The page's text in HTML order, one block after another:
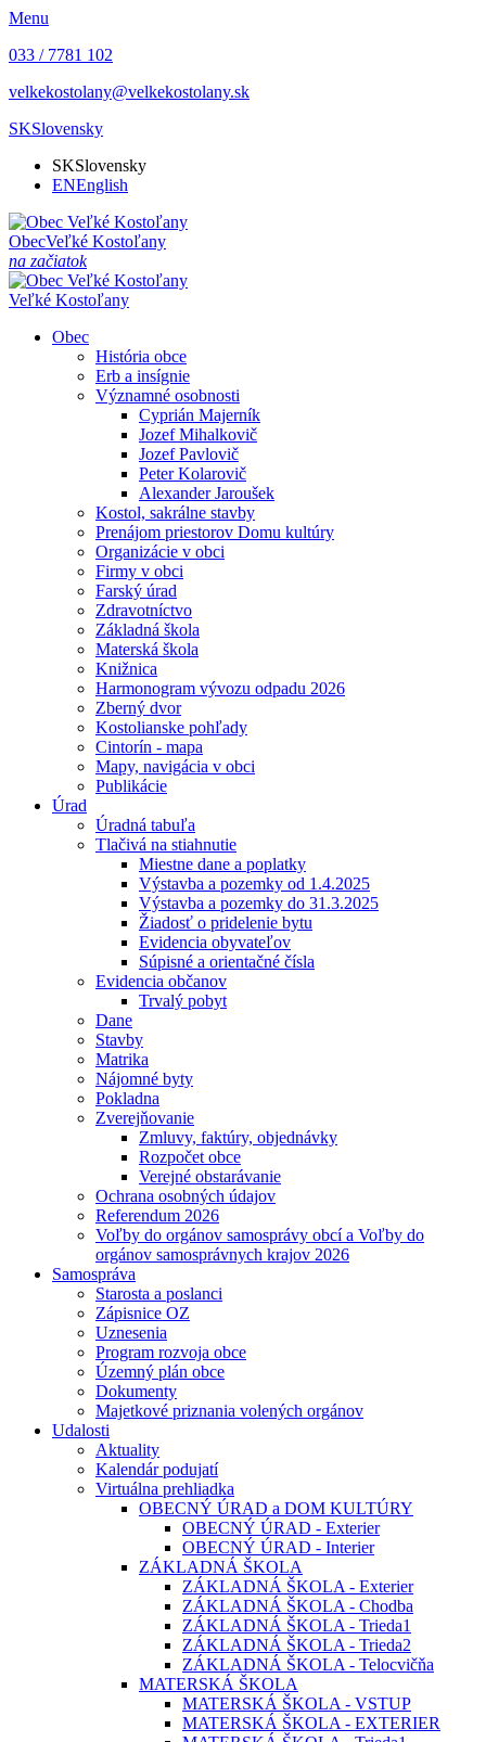
Menu
033 / 7781 102
velkekostolany@velkekostolany.sk
SKSlovensky
SKSlovensky
ENEnglish
ObecVeľké Kostoľany
na začiatok
Veľké Kostoľany
Obec
História obce
Erb a insígnie
Významné osobnosti
Cyprián Majerník
Jozef Mihalkovič
Jozef Pavlovič
Peter Kolarovič
Alexander Jaroušek
Kostol, sakrálne stavby
Prenájom priestorov Domu kultúry
Organizácie v obci
Firmy v obci
Farský úrad
Zdravotníctvo
Základná škola
Materská škola
Knižnica
Harmonogram vývozu odpadu 2026
Zberný dvor
Kostolianske pohľady
Cintorín - mapa
Mapy, navigácia v obci
Publikácie
Úrad
Úradná tabuľa
Tlačivá na stiahnutie
Miestne dane a poplatky
Výstavba a pozemky od 1.4.2025
Výstavba a pozemky do 31.3.2025
Žiadosť o pridelenie bytu
Evidencia obyvateľov
Súpisné a orientačné čísla
Evidencia občanov
Trvalý pobyt
Dane
Stavby
Matrika
Nájomné byty
Pokladna
Zverejňovanie
Zmluvy, faktúry, objednávky
Rozpočet obce
Verejné obstarávanie
Ochrana osobných údajov
Referendum 2026
Voľby do orgánov samosprávy obcí a Voľby do
orgánov samosprávnych krajov 2026
Samospráva
Starosta a poslanci
Zápisnice OZ
Uznesenia
Program rozvoja obce
Územný plán obce
Dokumenty
Majetkové priznania volených orgánov
Udalosti
Aktuality
Kalendár podujatí
Virtuálna prehliadka
OBECNÝ ÚRAD a DOM KULTÚRY
OBECNÝ ÚRAD - Exterier
OBECNÝ ÚRAD - Interier
ZÁKLADNÁ ŠKOLA
ZÁKLADNÁ ŠKOLA - Exterier
ZÁKLADNÁ ŠKOLA - Chodba
ZÁKLADNÁ ŠKOLA - Trieda1
ZÁKLADNÁ ŠKOLA - Trieda2
ZÁKLADNÁ ŠKOLA - Telocvičňa
MATERSKÁ ŠKOLA
MATERSKÁ ŠKOLA - VSTUP
MATERSKÁ ŠKOLA - EXTERIER